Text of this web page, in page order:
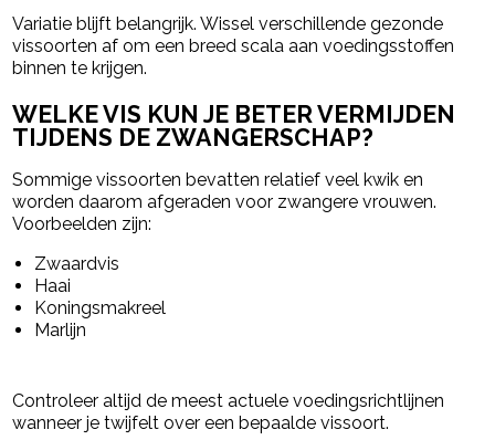
Variatie blijft belangrijk. Wissel verschillende gezonde
vissoorten af om een breed scala aan voedingsstoffen
binnen te krijgen.
WELKE VIS KUN JE BETER VERMIJDEN
TIJDENS DE ZWANGERSCHAP?
Sommige vissoorten bevatten relatief veel kwik en
worden daarom afgeraden voor zwangere vrouwen.
Voorbeelden zijn:
Zwaardvis
Haai
Koningsmakreel
Marlijn
Controleer altijd de meest actuele voedingsrichtlijnen
wanneer je twijfelt over een bepaalde vissoort.